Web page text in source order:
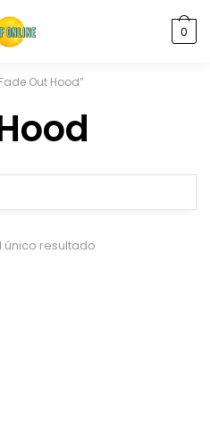
0
Out Hood”
único resultado